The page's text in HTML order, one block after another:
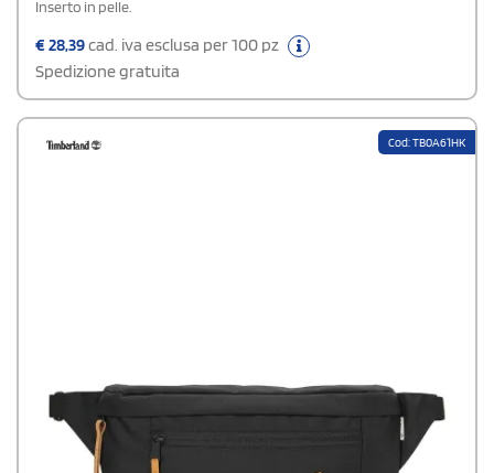
Inserto in pelle.
€28,39cad. iva esclusa per 100 pz
Spedizione gratuita
Cod: TB0A61HK